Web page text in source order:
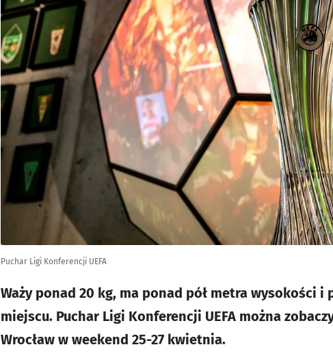
Puchar Ligi Konferencji UEFA
Waży ponad 20 kg, ma ponad pół metra wysokości
miejscu. Puchar Ligi Konferencji UEFA można
Wrocław w weekend 25-27 kwietnia.